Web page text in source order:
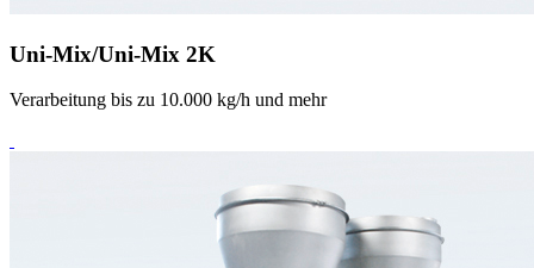
Uni-Mix/Uni-Mix 2K
Verarbeitung bis zu 10.000 kg/h und mehr